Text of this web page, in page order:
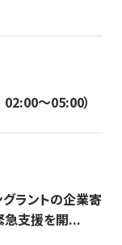
〜05:00）
グラントの企業寄
急支援を開...